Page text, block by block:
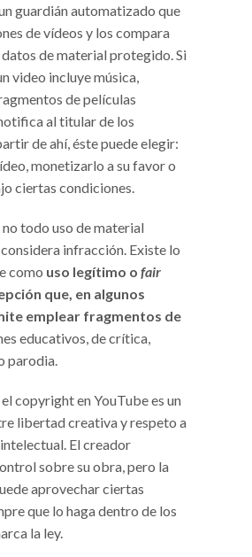
guardián automatizado que
de vídeos y los compara
datos de material protegido. Si
video incluye música,
de películas
al titular de los
de ahí, éste puede elegir:
monetizarlo a su favor o
ciertas condiciones.
todo uso de material
infracción. Existe lo
como uso legítimo o fair
que, en algunos
emplear fragmentos de
educativos, de crítica,
parodia.
copyright en YouTube es un
libertad creativa y respeto a
El creador
sobre su obra, pero la
aprovechar ciertas
que lo haga dentro de los
la ley.